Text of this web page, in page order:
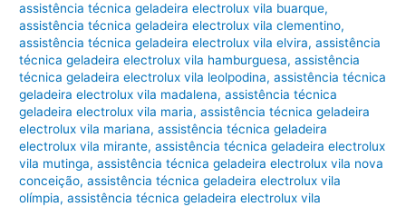
assistência técnica geladeira electrolux vila buarque,
assistência técnica geladeira electrolux vila clementino,
assistência técnica geladeira electrolux vila elvira,assistência
técnica geladeira electrolux vila hamburguesa,assistência
técnica geladeira electrolux vila leolpodina,assistência técnica
geladeira electrolux vila madalena,assistência técnica
geladeira electrolux vila maria,assistência técnica geladeira
electrolux vila mariana,assistência técnica geladeira
electrolux vila mirante,assistência técnica geladeira electrolux
vila mutinga,assistência técnica geladeira electrolux vila nova
conceição,assistência técnica geladeira electrolux vila
olímpia,assistência técnica geladeira electrolux vila